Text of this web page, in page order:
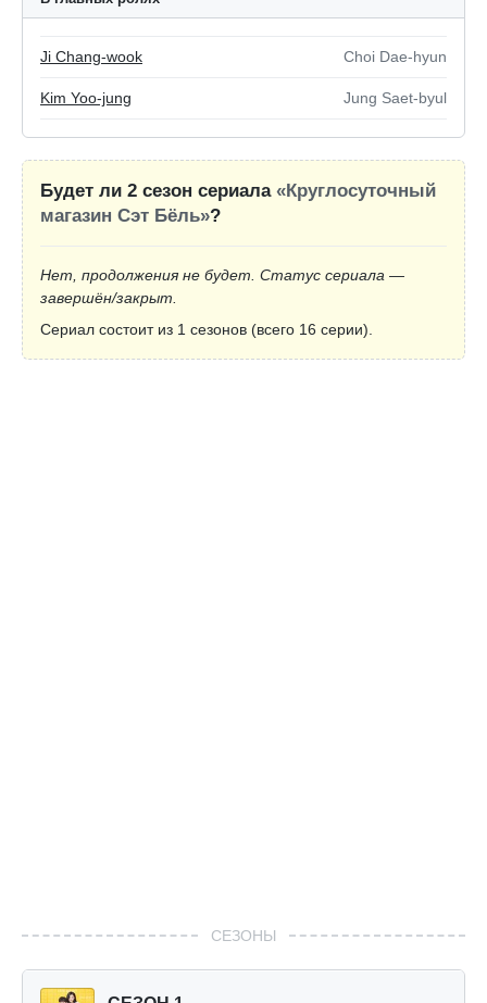
Ji Chang-wook Choi Dae-hyun
Kim Yoo-jung Jung Saet-byul
Будет ли 2 сезон сериала «Круглосуточный
магазин Сэт Бёль»?
Нет, продолжения не будет. Статус сериала —
завершён/закрыт.
Сериал состоит из 1 сезонов (всего 16 серии).
СЕЗОНЫ